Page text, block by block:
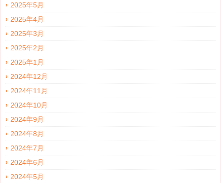
2025年5月
2025年4月
2025年3月
2025年2月
2025年1月
2024年12月
2024年11月
2024年10月
2024年9月
2024年8月
2024年7月
2024年6月
2024年5月